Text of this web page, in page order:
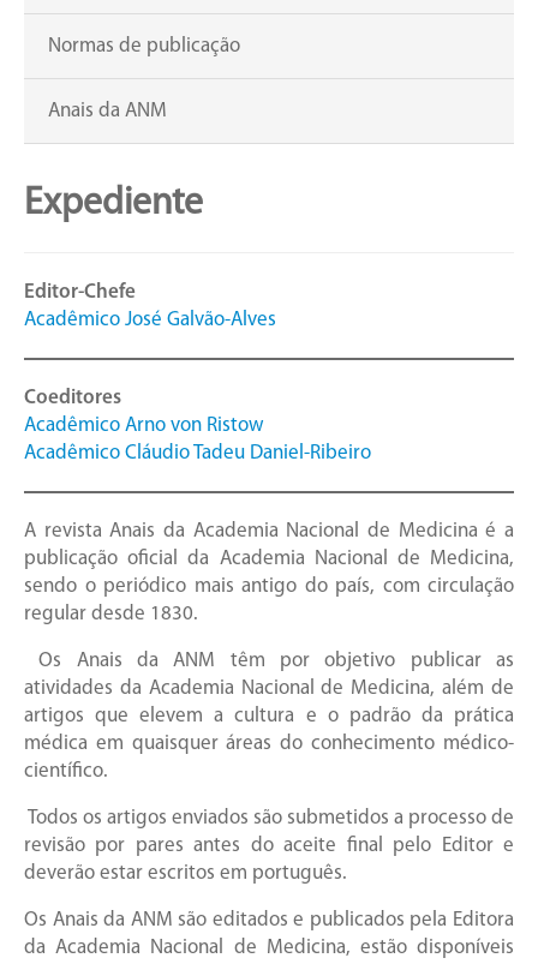
Normas de publicação
Anais da ANM
Expediente
Editor-Chefe
Acadêmico José Galvão-Alves
Coeditores
Acadêmico Arno von Ristow
Acadêmico Cláudio Tadeu Daniel-Ribeiro
A revista Anais da Academia Nacional de Medicina é a
publicação oficial da Academia Nacional de Medicina,
sendo o periódico mais antigo do país, com circulação
regular desde 1830.
Os Anais da ANM têm por objetivo publicar as
atividades da Academia Nacional de Medicina, além de
artigos que elevem a cultura e o padrão da prática
médica em quaisquer áreas do conhecimento médico-
científico.
Todos os artigos enviados são submetidos a processo de
revisão por pares antes do aceite final pelo Editor e
deverão estar escritos em português.
Os Anais da ANM são editados e publicados pela Editora
da Academia Nacional de Medicina, estão disponíveis